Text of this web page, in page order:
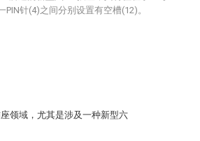
领域，尤其是涉及一种新型六
PIN针(4)之间分别设置有空槽(12)。